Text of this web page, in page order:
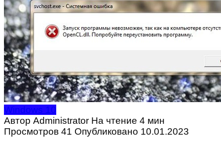
Windows 10
Автор Administrator На чтение 4 мин
Просмотров 41 Опубликовано 10.01.2023